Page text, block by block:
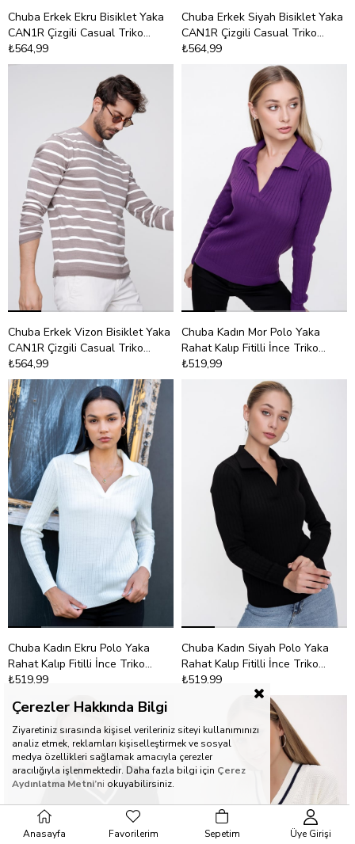
Chuba Erkek Ekru Bisiklet Yaka
CAN1R Çizgili Casual Triko
Kazak 22WM101
₺564,99
Chuba Erkek Siyah Bisiklet Yaka
CAN1R Çizgili Casual Triko
Kazak 22WM101
₺564,99
Chuba Erkek Vizon Bisiklet Yaka
CAN1R Çizgili Casual Triko
Kazak 22WM101
₺564,99
Chuba Kadın Mor Polo Yaka
Rahat Kalıp Fitilli İnce Triko
Kazak 22WK203
₺519,99
Chuba Kadın Ekru Polo Yaka
Rahat Kalıp Fitilli İnce Triko
Kazak 22WK203
₺519,99
Chuba Kadın Siyah Polo Yaka
Rahat Kalıp Fitilli İnce Triko
Kazak 22WK203
₺519,99
Çerezler Hakkında Bilgi
Ziyaretiniz sırasında kişisel verileriniz siteyi kullanımınızı
analiz etmek, reklamları kişiselleştirmek ve sosyal
medya özellikleri sağlamak amacıyla çerezler
aracılığıyla işlenmektedir. Daha fazla bilgi için Çerez
Aydınlatma Metni’ni okuyabilirsiniz.
Anasayfa Favorilerim Sepetim Üye Girişi